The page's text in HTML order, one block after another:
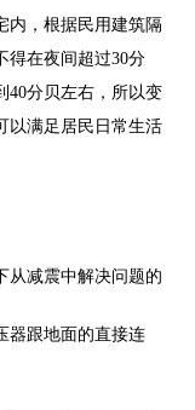
内，根据民用建筑隔
得在夜间超过30分
40分贝左右，所以变
以满足居民日常生活
从减震中解决问题的
器跟地面的直接连